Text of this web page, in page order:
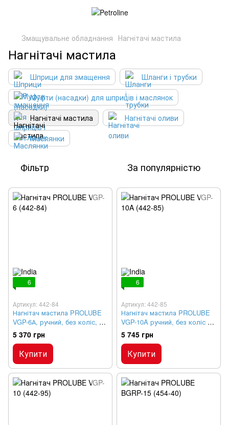
Змащувальне обладнання Нагнітачі мастила
Нагнітачі мастила
Шприци для змащення
Шланги і трубки
Муфти (насадки) для шприців і маслянок
Нагнітачі мастила
Нагнітачі оливи
Маслянки
Фільтр За популярністю
6
Артикул: 442-84
Нагнітач мастила PROLUBE
VGP-6А, ручний, без коліс, 6
кг
5 370 грн
Купити
6
Артикул: 442-85
Нагнітач мастила PROLUBE
VGP-10A ручний, без коліс 10
кг
5 745 грн
Купити